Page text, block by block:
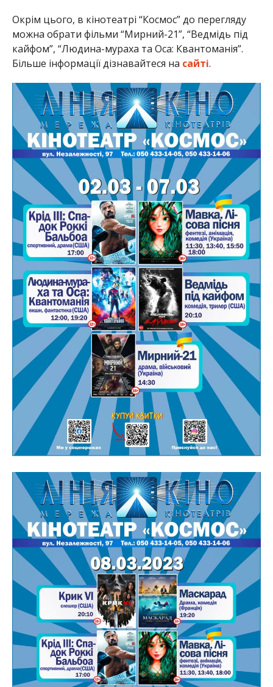
Окрім цього, в кінотеатрі “Космос” до перегляду
можна обрати фільми “Мирний-21”, “Ведмідь під
кайфом”, “Людина-мураха та Оса: Квантоманія”.
Більше інформації дізнавайтеся на сайті.